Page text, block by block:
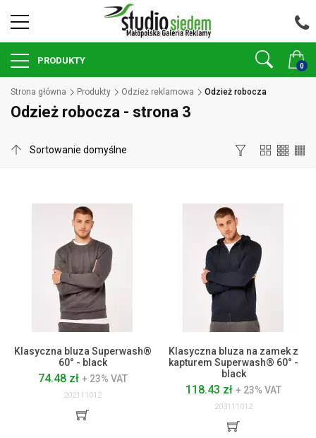
0
PRODUKTY
Strona główna Produkty Odzież reklamowa Odzież robocza
Odzież robocza - strona 3
Klasyczna bluza Superwash®
60° - black
74.48 zł + 23% VAT
202111012
Klasyczna bluza na zamek z
kapturem Superwash® 60° -
black
118.43 zł + 23% VAT
203111012